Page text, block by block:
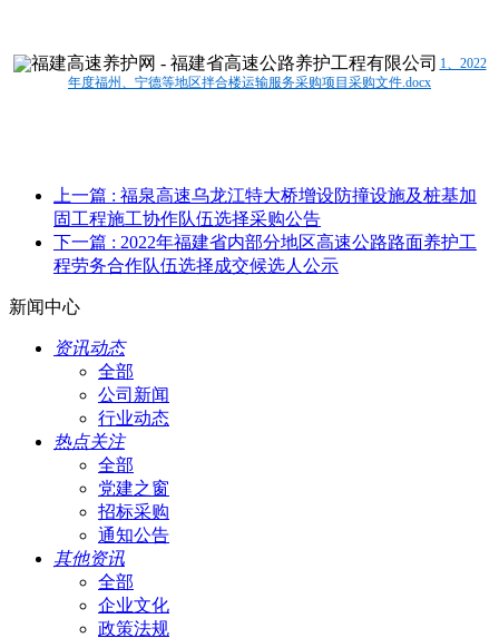
1、2022
年度福州、宁德等地区拌合楼运输服务采购项目采购文件.docx
上一篇 : 福泉高速乌龙江特大桥增设防撞设施及桩基加
固工程施工协作队伍选择采购公告
下一篇 : 2022年福建省内部分地区高速公路路面养护工
程劳务合作队伍选择成交候选人公示
新闻中心
资讯动态
全部
公司新闻
行业动态
热点关注
全部
党建之窗
招标采购
通知公告
其他资讯
全部
企业文化
政策法规